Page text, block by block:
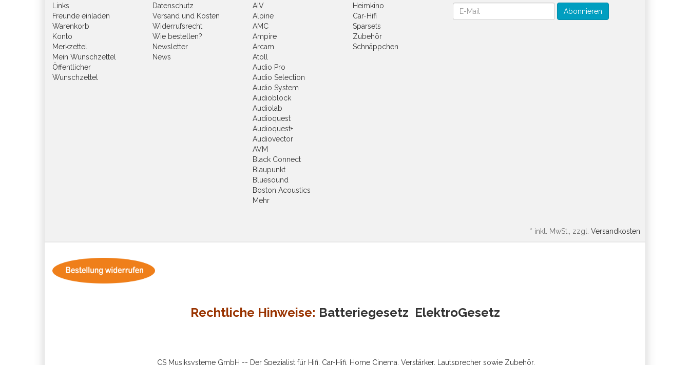
Links
Freunde einladen
Warenkorb
Konto
Merkzettel
Mein Wunschzettel
Öffentlicher
Wunschzettel
Datenschutz
Versand und Kosten
Widerrufsrecht
Wie bestellen?
Newsletter
News
AIV
Alpine
AMC
Ampire
Arcam
Atoll
Audio Pro
Audio Selection
Audio System
Audioblock
Audiolab
Audioquest
Audioquest+
Audiovector
AVM
Black Connect
Blaupunkt
Bluesound
Boston Acoustics
Mehr
Heimkino
Car-Hifi
Sparsets
Zubehör
Schnäppchen
Newsletter Abonnieren
* inkl. MwSt., zzgl. Versandkosten
Rechtliche Hinweise: Batteriegesetz ElektroGesetz
CS Musiksysteme GmbH -- Der Spezialist für Hifi, Car-Hifi, Home Cinema, Verstärker, Lautsprecher sowie Zubehör.